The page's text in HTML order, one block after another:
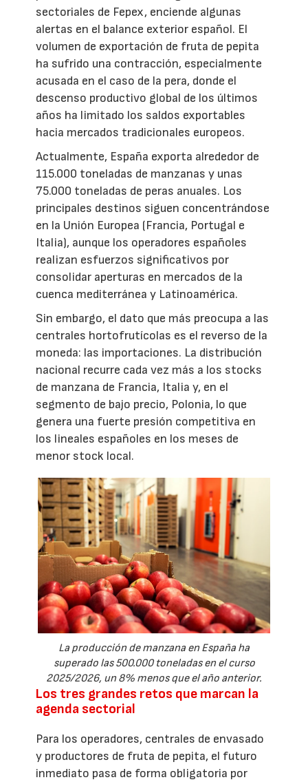
sectoriales de Fepex, enciende algunas
alertas en el balance exterior español. El
volumen de exportación de fruta de pepita
ha sufrido una contracción, especialmente
acusada en el caso de la pera, donde el
descenso productivo global de los últimos
años ha limitado los saldos exportables
hacia mercados tradicionales europeos.
Actualmente, España exporta alrededor de
115.000 toneladas de manzanas y unas
75.000 toneladas de peras anuales. Los
principales destinos siguen concentrándose
en la Unión Europea (Francia, Portugal e
Italia), aunque los operadores españoles
realizan esfuerzos significativos por
consolidar aperturas en mercados de la
cuenca mediterránea y Latinoamérica.
Sin embargo, el dato que más preocupa a las
centrales hortofrutícolas es el reverso de la
moneda: las importaciones. La distribución
nacional recurre cada vez más a los stocks
de manzana de Francia, Italia y, en el
segmento de bajo precio, Polonia, lo que
genera una fuerte presión competitiva en
los lineales españoles en los meses de
menor stock local.
La producción de manzana en España ha
superado las 500.000 toneladas en el curso
2025/2026, un 8% menos que el año anterior.
Los tres grandes retos que marcan la
agenda sectorial
Para los operadores, centrales de envasado
y productores de fruta de pepita, el futuro
inmediato pasa de forma obligatoria por